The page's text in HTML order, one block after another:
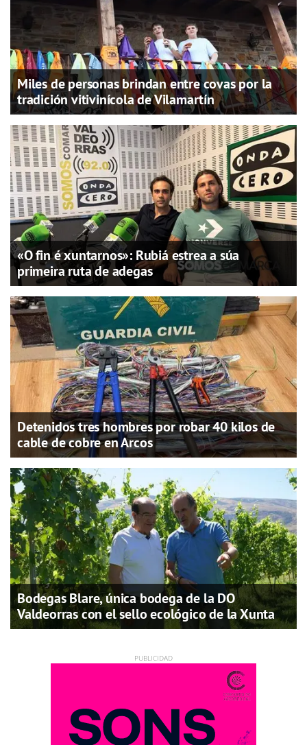
Miles de personas brindan entre covas por la
tradición vitivinícola de Vilamartín
«O fin é xuntarnos»: Rubiá estrea a súa
primeira ruta de adegas
Detenidos tres hombres por robar 40 kilos de
cable de cobre en Arcos
Bodegas Blare, única bodega de la DO
Valdeorras con el sello ecológico de la Xunta